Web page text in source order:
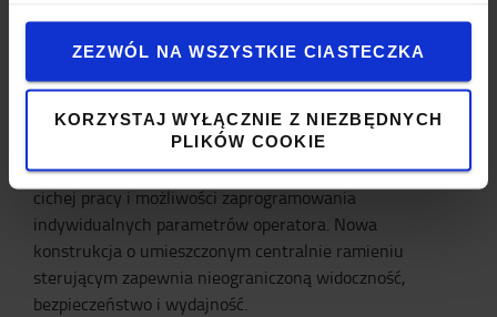
ZEZWÓL NA WSZYSTKIE CIASTECZKA
KORZYSTAJ WYŁĄCZNIE Z NIEZBĘDNYCH
PLIKÓW COOKIE
nowatorski, lekki wózek niskiego podnoszenia waży tylko
269 kg (z akumulatorem 105 Ah), natomiast unosi
ładunki o wadze do 1,6 tony i może je przewozić je na
odcinkach od krótkich do średnich z prędkością do 6
Prowadzi się go komfortowo dzięki intuicyjnej obsłudze,
cichej pracy i możliwości zaprogramowania
indywidualnych parametrów operatora. Nowa
konstrukcja o umieszczonym centralnie ramieniu
sterującym zapewnia nieograniczoną widoczność,
bezpieczeństwo i wydajność.